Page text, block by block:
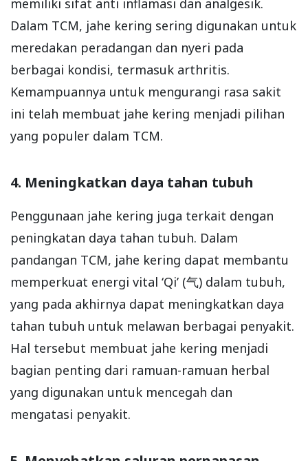
memiliki sifat anti inflamasi dan analgesik.
Dalam TCM, jahe kering sering digunakan untuk
meredakan peradangan dan nyeri pada
berbagai kondisi, termasuk arthritis.
Kemampuannya untuk mengurangi rasa sakit
ini telah membuat jahe kering menjadi pilihan
yang populer dalam TCM.
4. Meningkatkan daya tahan tubuh
Penggunaan jahe kering juga terkait dengan
peningkatan daya tahan tubuh. Dalam
pandangan TCM, jahe kering dapat membantu
memperkuat energi vital ‘Qi’ (气) dalam tubuh,
yang pada akhirnya dapat meningkatkan daya
tahan tubuh untuk melawan berbagai penyakit.
Hal tersebut membuat jahe kering menjadi
bagian penting dari ramuan-ramuan herbal
yang digunakan untuk mencegah dan
mengatasi penyakit.